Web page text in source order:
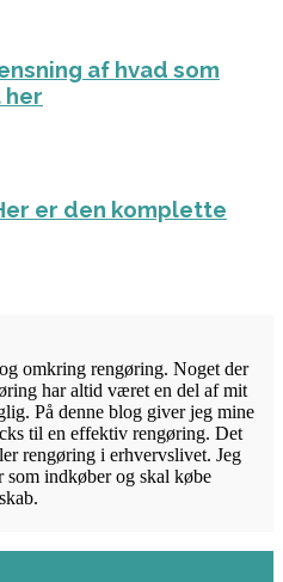
af hvad som
her
er den komplette
omkring rengøring. Noget der
har altid været en del af mit
På denne blog giver jeg mine
til en effektiv rengøring. Det
rengøring i erhvervslivet. Jeg
som indkøber og skal købe